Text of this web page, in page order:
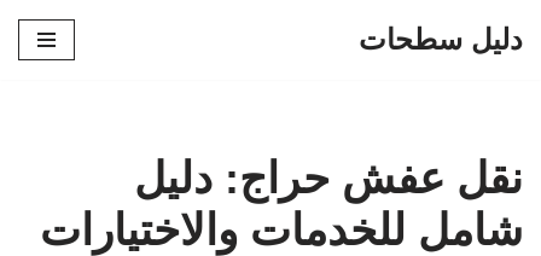
دليل سطحات
نقل عفش حراج: دليل
شامل للخدمات والاختيارات